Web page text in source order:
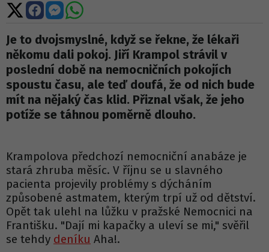
Sdílet
na
X
Sdílet
na
Facebooku
Sdílet
na
Messengeru
Sdílet
WhatsApp
Je to dvojsmyslné, když se řekne, že lékaři
někomu dali pokoj. Jiří Krampol strávil v
poslední době na nemocničních pokojích
spoustu času, ale teď doufá, že od nich bude
mít na nějaký čas klid. Přiznal však, že jeho
potíže se táhnou poměrně dlouho.
Krampolova předchozí nemocniční anabáze je
stará zhruba měsíc. V říjnu se u slavného
pacienta projevily problémy s dýcháním
způsobené astmatem, kterým trpí už od dětství.
Opět tak ulehl na lůžku v pražské Nemocnici na
Františku. "Dají mi kapačky a uleví se mi," svěřil
se tehdy deníku Aha!.